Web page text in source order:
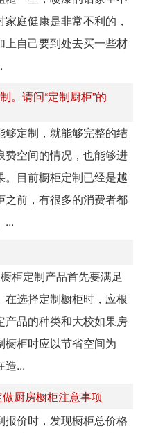
庭健康是非常不利的，
上自己要到处去买一些材
。请问“定制厨柜”的
够定制，就能够完整的结
费空间的情况，也能够进
目前橱柜定制已经是越
之前，有很多的消费者都
...
柜定制产品首先要满足
选择定制橱柜时，应根
产品的种类和大校如果房
柜时应以节省空间为
造...
厨房橱柜注意事项
价时，发现橱柜总价格